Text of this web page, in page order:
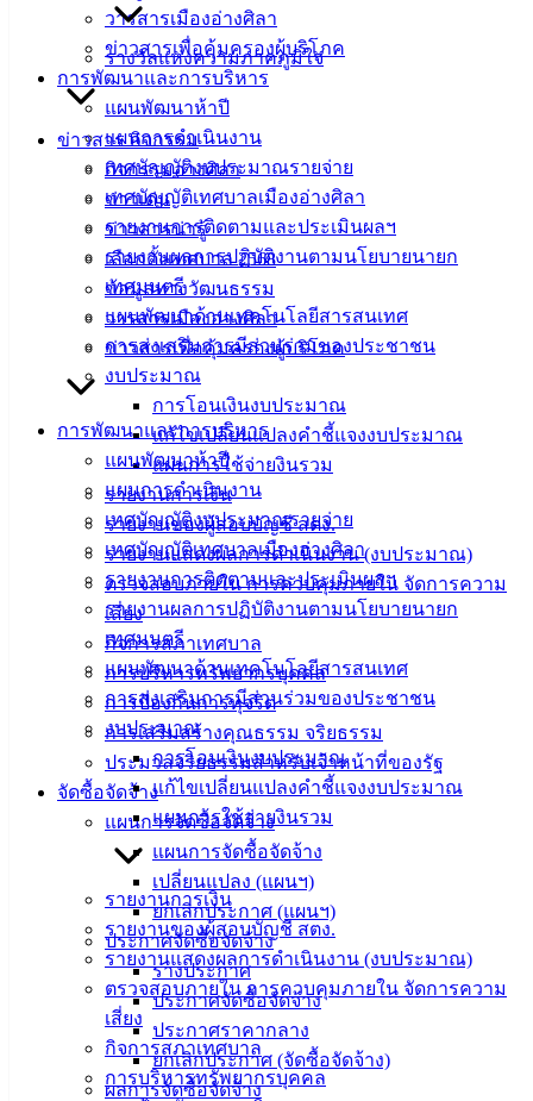
วารสารเมืองอ่างศิลา
ข่าวสารเพื่อคุ้มครองผู้บริโภค
การพัฒนาและการบริหาร
แผนพัฒนาห้าปี
แผนการดำเนินงาน
เทศบัญญัติงบประมาณรายจ่าย
เทศบัญญัติเทศบาลเมืองอ่างศิลา
รายงานการติดตามและประเมินผลฯ
รายงานผลการปฏิบัติงานตามนโยบายนายก
เทศมนตรี
แผนพัฒนาด้านเทคโนโลยีสารสนเทศ
การส่งเสริมการมีส่วนร่วมของประชาชน
งบประมาณ
การโอนเงินงบประมาณ
แก้ไขเปลี่ยนแปลงคำชี้แจงงบประมาณ
แผนการใช้จ่ายงินรวม
รายงานการเงิน
รายงานของผู้สอบบัญชี สตง.
รายงานแสดงผลการดำเนินงาน (งบประมาณ)
ตรวจสอบภายใน การควบคุมภายใน จัดการความ
เสี่ยง
กิจการสภาเทศบาล
การบริหารทรัพยากรบุคคล
การป้องกันการทุจริต
การเสริมสร้างคุณธรรม จริยธรรม
ประมวลจริยธรรมสำหรับเจ้าหน้าที่ของรัฐ
จัดซื้อจัดจ้าง
แผนการจัดซื้อจัดจ้าง
แผนการจัดซื้อจัดจ้าง
เปลี่ยนแปลง (แผนฯ)
ยกเลิกประกาศ (แผนฯ)
ประกาศจัดซื้อจัดจ้าง
ร่างประกาศ
ประกาศจัดซื้อจัดจ้าง
ประกาศราคากลาง
ยกเลิกประกาศ (จัดซื้อจัดจ้าง)
ผลการจัดซื้อจัดจ้าง
รางวัลแห่งความภาคภูมิใจ
ข่าวสาร กิจกรรม
กิจกรรมอ่างศิลา
ข่าวเด่น
ข่าวสารน่ารู้
เลือกตั้งเทศบาล 2568
ข้อมูลทางวัฒนธรรม
วารสารเมืองอ่างศิลา
ข่าวสารเพื่อคุ้มครองผู้บริโภค
การพัฒนาและการบริหาร
แผนพัฒนาห้าปี
แผนการดำเนินงาน
เทศบัญญัติงบประมาณรายจ่าย
เทศบัญญัติเทศบาลเมืองอ่างศิลา
รายงานการติดตามและประเมินผลฯ
รายงานผลการปฏิบัติงานตามนโยบายนายก
เทศมนตรี
แผนพัฒนาด้านเทคโนโลยีสารสนเทศ
การส่งเสริมการมีส่วนร่วมของประชาชน
งบประมาณ
การโอนเงินงบประมาณ
แก้ไขเปลี่ยนแปลงคำชี้แจงงบประมาณ
แผนการใช้จ่ายงินรวม
รายงานการเงิน
รายงานของผู้สอบบัญชี สตง.
รายงานแสดงผลการดำเนินงาน (งบประมาณ)
ตรวจสอบภายใน การควบคุมภายใน จัดการความ
เสี่ยง
กิจการสภาเทศบาล
การบริหารทรัพยากรบุคคล
ฟอร์ม,
เอกสาร
คู่มือ
สำหรับ
ประชาชน/
คู่มือการ
ข่าวสาร
ข่าวสาร
อิเล็กทรอนิกส์
องค์
ความรู้
(Knowledge
Management)
เทศบาล
สายตรง
นายก
ประวัติ
เทศบาล
ผู้บริหาร
ส่วน
ราชการ
สภา
เทศบาล
สงวนลิขสิทธิ์ © 2563 เทศบาลเมืองอ่างศิลา จังหวัดชลบุรี |
angsilacity.go.th | Powered byBuuscript